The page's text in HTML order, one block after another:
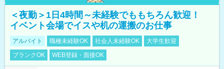
＜夜勤＞1日4時間～未経験でももちろん歓迎！
イベント会場でイスや机の運搬のお仕事
アルバイト 職種未経験OK 社会人未経験OK
大学生歓迎
ブランクOK
WEB登録・面接OK